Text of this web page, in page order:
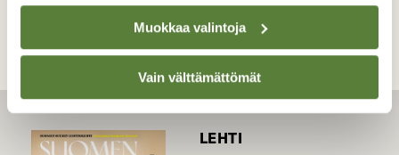
Muokkaa valintoja
Vain välttämättömät
LEHTI